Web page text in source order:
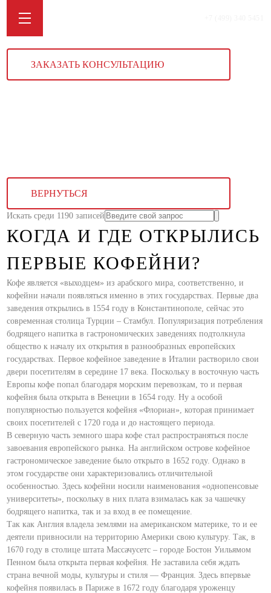
ЗАКАЗАТЬ КОНСУЛЬТАЦИЮ
ВЕРНУТЬСЯ
Искать среди 1190 записей
КОГДА И ГДЕ ОТКРЫЛИСЬ
ПЕРВЫЕ КОФЕЙНИ?
Кофе является «выходцем» из арабского мира, соответственно, и
кофейни начали появляться именно в этих государствах. Первые два
заведения открылись в 1554 году в Константинополе, сейчас это
современная столица Турции – Стамбул. Популяризация потребления
бодрящего напитка в гастрономических заведениях подтолкнула
общество к началу их открытия в разнообразных европейских
государствах. Первое кофейное заведение в Италии растворило свои
двери посетителям в середине 17 века. Поскольку в восточную часть
Европы кофе попал благодаря морским перевозкам, то и первая
кофейня была открыта в Венеции в 1654 году. Ну а особой
популярностью пользуется кофейня «Флориан», которая принимает
своих посетителей с 1720 года и до настоящего периода.
В северную часть земного шара кофе стал распространяться после
завоевания европейского рынка. На английском острове кофейное
гастрономическое заведение было открыто в 1652 году. Однако в
этом государстве они характеризовались отличительной
особенностью. Здесь кофейни носили наименования «однопенсовые
университеты», поскольку в них плата взималась как за чашечку
бодрящего напитка, так и за вход в ее помещение.
Так как Англия владела землями на американском материке, то и ее
деятели привносили на территорию Америки свою культуру. Так, в
1670 году в столице штата Массачусетс – городе Бостон Уильямом
Пенном была открыта первая кофейня. Не заставила себя ждать
страна вечной моды, культуры и стиля — Франция. Здесь впервые
кофейня появилась в Париже в 1672 году благодаря уроженцу